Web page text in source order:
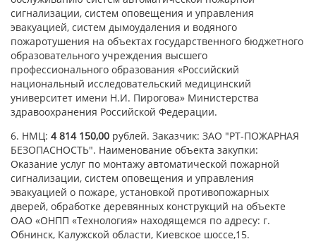
сигнализации, систем оповещения и управления
эвакуацией, систем дымоудаления и водяного
пожаротушения на объектах государственного бюджетного
образовательного учреждения высшего
профессионального образования «Российский
национальный исследовательский медицинский
университет имени Н.И. Пирогова» Министерства
здравоохранения Российской Федерации.
6. НМЦ: 4 814 150,00 рублей. Заказчик: ЗАО "РТ-ПОЖАРНАЯ
БЕЗОПАСНОСТЬ". Наименование объекта закупки:
Оказание услуг по монтажу автоматической пожарной
сигнализации, систем оповещения и управления
эвакуацией о пожаре, установкой противопожарных
дверей, обработке деревянных конструкций на объекте
ОАО «ОНПП «Технология» находящемся по адресу: г.
Обнинск, Калужской области, Киевское шоссе,15.